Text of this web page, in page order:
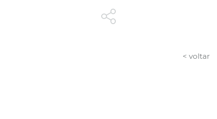
< voltar